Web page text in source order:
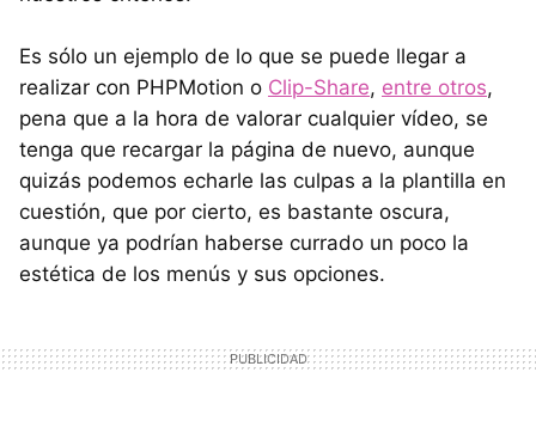
Es sólo un ejemplo de lo que se puede llegar a
realizar con PHPMotion o Clip-Share, entre otros,
pena que a la hora de valorar cualquier vídeo, se
tenga que recargar la página de nuevo, aunque
quizás podemos echarle las culpas a la plantilla en
cuestión, que por cierto, es bastante oscura,
aunque ya podrían haberse currado un poco la
estética de los menús y sus opciones.